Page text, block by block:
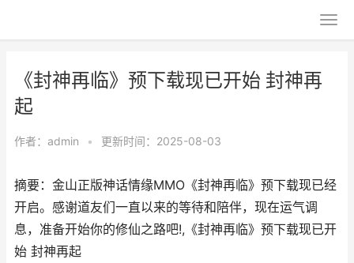
《封神再临》预下载现已开始 封神再
起
作者： admin • 更新时间：2025-08-03
摘要：金山正版神话情缘MMO《封神再临》预下载现已经
开启。感谢道友们一直以来的等待和陪伴，现在运气调
息，准备开始你的修仙之路吧!,《封神再临》预下载现已开
始 封神再起